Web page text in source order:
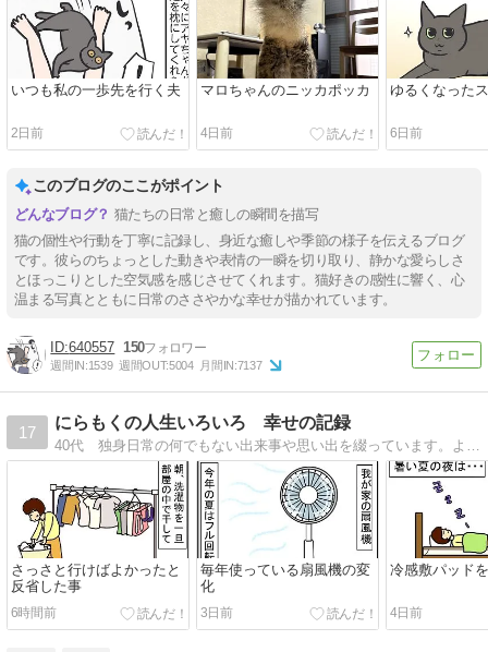
いつも私の一歩先を行く夫
2日前
マロちゃんのニッカポッカ
4日前
ゆるくなった
6日前
このブログのここがポイント
猫たちの日常と癒しの瞬間を描写
猫の個性や行動を丁寧に記録し、身近な癒しや季節の様子を伝えるブログ
です。彼らのちょっとした動きや表情の一瞬を切り取り、静かな愛らしさ
とほっこりとした空気感を感じさせてくれます。猫好きの感性に響く、心
温まる写真とともに日常のささやかな幸せが描かれています。
640557 150
週間IN:1539 週間OUT:5004 月間IN:7137
17
にらもくの人生いろいろ 幸せの記録
40代 独身日常の何でもない出来事や思い出を綴っています。よろしくお願いいたします。
さっさと行けばよかったと
反省した事
6時間前
毎年使っている扇風機の変
化
3日前
冷感敷パッド
4日前